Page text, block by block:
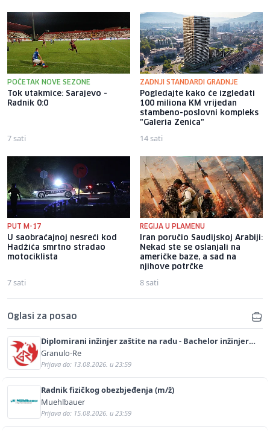
POČETAK NOVE SEZONE
Tok utakmice: Sarajevo -
Radnik 0:0
7 sati
ZADNJI STANDARDI GRADNJE
Pogledajte kako će izgledati
100 miliona KM vrijedan
stambeno-poslovni kompleks
"Galeria Zenica"
14 sati
PUT M-17
U saobraćajnoj nesreći kod
Hadžića smrtno stradao
motociklista
7 sati
REGIJA U PLAMENU
Iran poručio Saudijskoj Arabiji:
Nekad ste se oslanjali na
američke baze, a sad na
njihove potrčke
8 sati
Oglasi za posao
Diplomirani inžinjer zaštite na radu - Bachelor inžinjer
sigurnosti i pomoći (m/ž)
Granulo-Re
Prijava do: 13.08.2026. u 23:59
Radnik fizičkog obezbjeđenja (m/ž)
Muehlbauer
Prijava do: 15.08.2026. u 23:59